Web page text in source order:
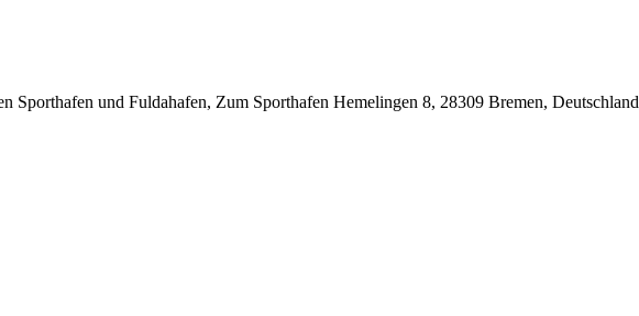
Sporthafen und Fuldahafen, Zum Sporthafen Hemelingen 8, 28309 Bremen, Deutschland